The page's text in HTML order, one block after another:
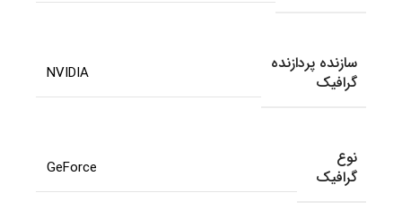
سازنده پردازنده
گرافیک
NVIDIA
نوع
گرافیک
GeForce